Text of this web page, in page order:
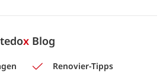
tedoxBlog
Renovier-Tipps